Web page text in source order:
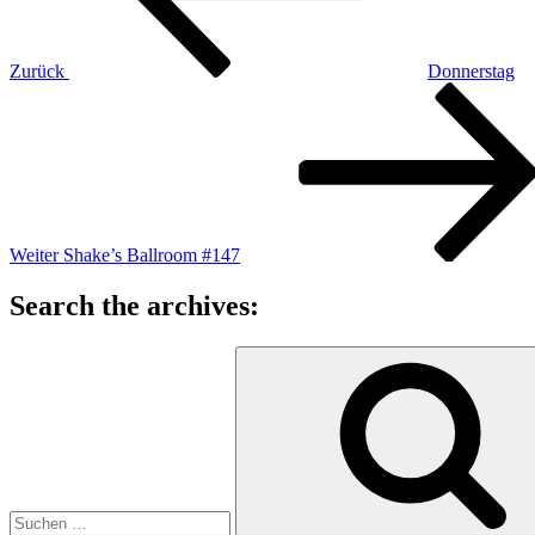
Zurück
Donnerstag
Weiter Shake’s Ballroom #147
Search the archives: